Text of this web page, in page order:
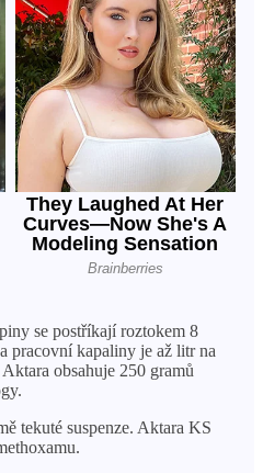
se postříkají roztokem 8
pracovní kapaliny je až litr na
obsahuje 250 gramů
tekuté suspenze. Aktara KS